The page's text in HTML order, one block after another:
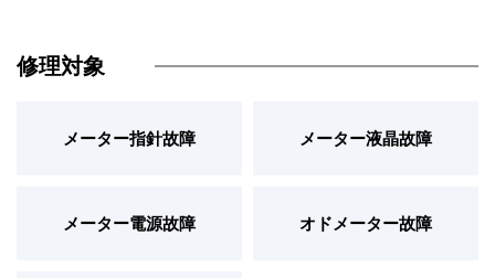
修理対象
メーター指針故障 メーター液晶故障
メーター電源故障 オドメーター故障